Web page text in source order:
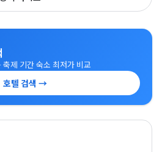
제 기간 숙소 최저가 비교
호텔 검색 →